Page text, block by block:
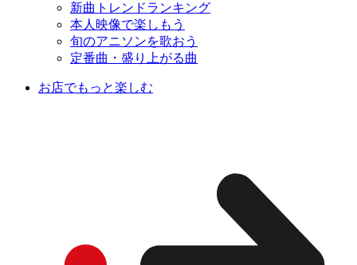
新曲トレンドランキング
本人映像で楽しもう
旬のアニソンを歌おう
定番曲・盛り上がる曲
お店でもっと楽しむ